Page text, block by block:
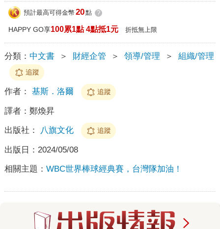
預計最高可得金幣 20點 ?
HAPPY GO享100累1點 4點抵1元 折抵無上限
分類： 中文書 ＞ 財經企管 ＞ 領導/管理 ＞ 組織/管理
追蹤
作者： 基斯．洛爾 追蹤
譯者： 鄭煥昇
出版社： 八旗文化 追蹤
出版日： 2024/05/08
相關主題： WBC世界棒球經典賽，台灣隊加油！